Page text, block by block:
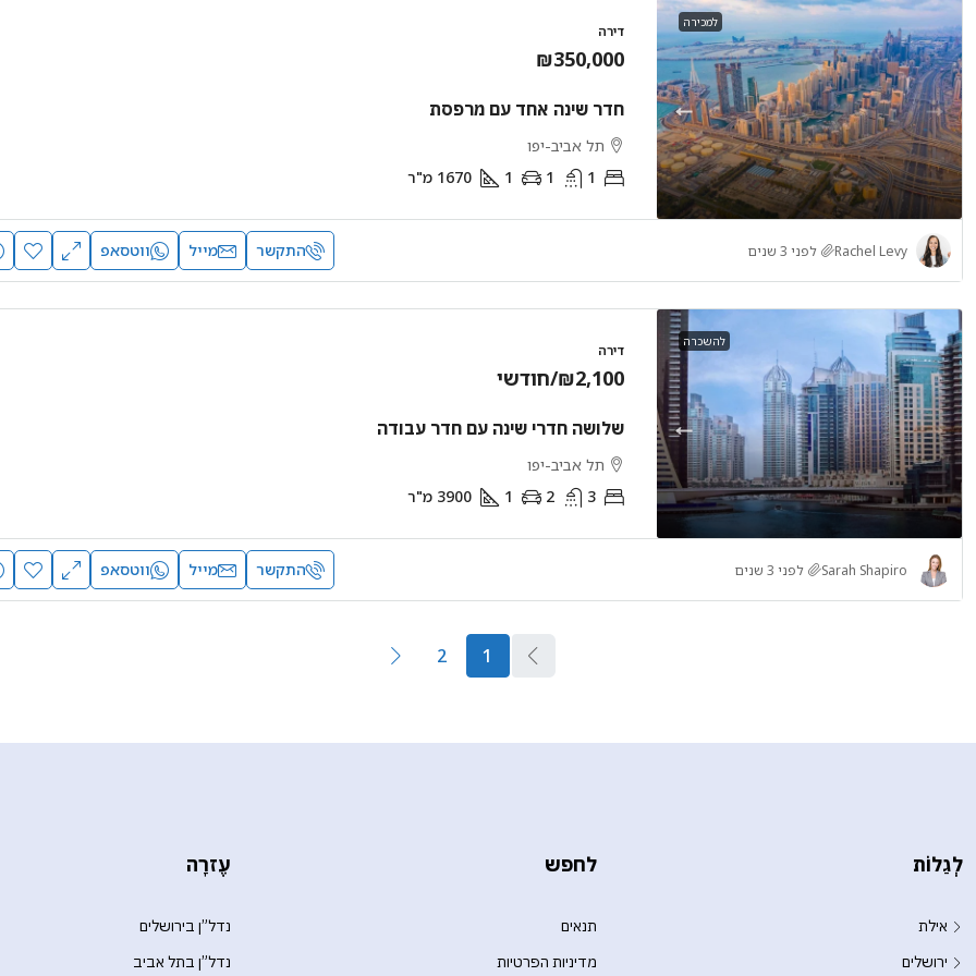
למכירה דירה
₪350,000
חדר שינה אחד עם מרפסת
תל אביב-יפו
1
1
1
1670 מ"ר
Rachel Levy לפני 3 שנים התקשר מייל ווטסאפ
להשכרה דירה
₪2,100/חודשי
שלושה חדרי שינה עם חדר עבודה
תל אביב-יפו
3
2
1
3900 מ"ר
Sarah Shapiro לפני 3 שנים התקשר מייל ווטסאפ
1
2
לְגַלוֹת
אילת
ירושלים
לחפש
תנאים
מדיניות הפרטיות
עֶזרָה
נדל”ן בירושלים
נדל”ן בתל אביב